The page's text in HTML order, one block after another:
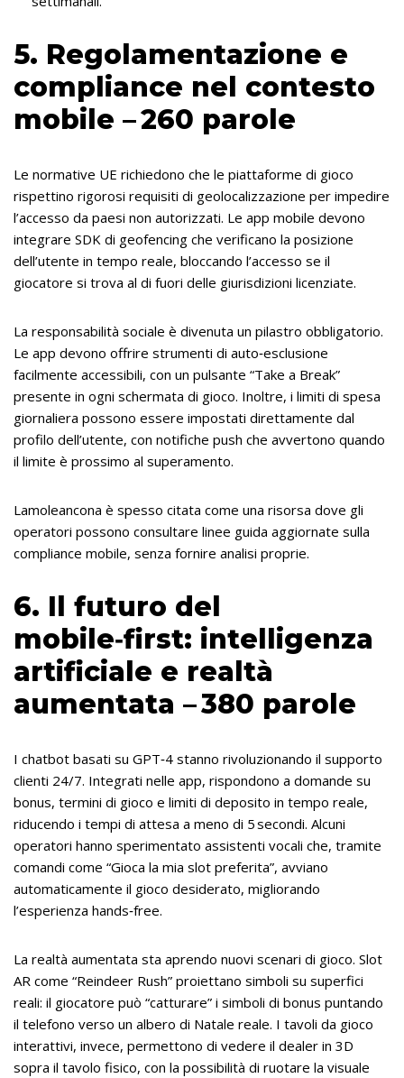
5. Regolamentazione e
compliance nel contesto
mobile – 260 parole
Le normative UE richiedono che le piattaforme di gioco
rispettino rigorosi requisiti di geolocalizzazione per impedire
l’accesso da paesi non autorizzati. Le app mobile devono
integrare SDK di geofencing che verificano la posizione
dell’utente in tempo reale, bloccando l’accesso se il
giocatore si trova al di fuori delle giurisdizioni licenziate.
La responsabilità sociale è divenuta un pilastro obbligatorio.
Le app devono offrire strumenti di auto‑esclusione
facilmente accessibili, con un pulsante “Take a Break”
presente in ogni schermata di gioco. Inoltre, i limiti di spesa
giornaliera possono essere impostati direttamente dal
profilo dell’utente, con notifiche push che avvertono quando
il limite è prossimo al superamento.
Lamoleancona è spesso citata come una risorsa dove gli
operatori possono consultare linee guida aggiornate sulla
compliance mobile, senza fornire analisi proprie.
6. Il futuro del
mobile‑first: intelligenza
artificiale e realtà
aumentata – 380 parole
I chatbot basati su GPT‑4 stanno rivoluzionando il supporto
clienti 24/7. Integrati nelle app, rispondono a domande su
bonus, termini di gioco e limiti di deposito in tempo reale,
riducendo i tempi di attesa a meno di 5 secondi. Alcuni
operatori hanno sperimentato assistenti vocali che, tramite
comandi come “Gioca la mia slot preferita”, avviano
automaticamente il gioco desiderato, migliorando
l’esperienza hands‑free.
La realtà aumentata sta aprendo nuovi scenari di gioco. Slot
AR come “Reindeer Rush” proiettano simboli su superfici
reali: il giocatore può “catturare” i simboli di bonus puntando
il telefono verso un albero di Natale reale. I tavoli da gioco
interattivi, invece, permettono di vedere il dealer in 3D
sopra il tavolo fisico, con la possibilità di ruotare la visuale